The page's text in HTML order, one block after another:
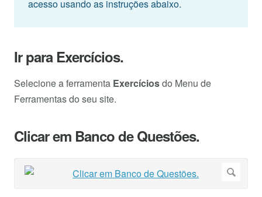
acesso usando as instruções abaixo.
Ir para Exercícios.
Selecione a ferramenta Exercíciosdo Menu de
Ferramentas do seu site.
Clicar em Banco de Questões.